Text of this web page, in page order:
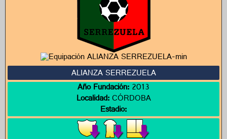
ALIANZA SERREZUELA
Año Fundación:2013
Localidad:CÓRDOBA
Estadio: